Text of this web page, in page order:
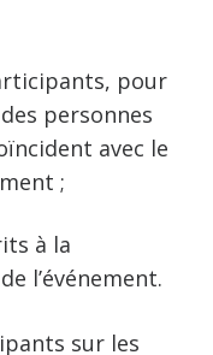
pour
personnes
avec le
;
à la
l’événement.
sur les